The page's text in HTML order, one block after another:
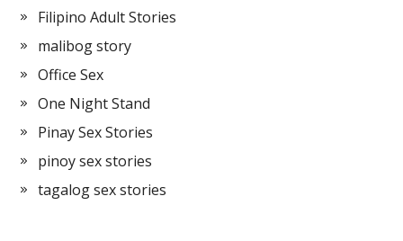
Filipino Adult Stories
malibog story
Office Sex
One Night Stand
Pinay Sex Stories
pinoy sex stories
tagalog sex stories